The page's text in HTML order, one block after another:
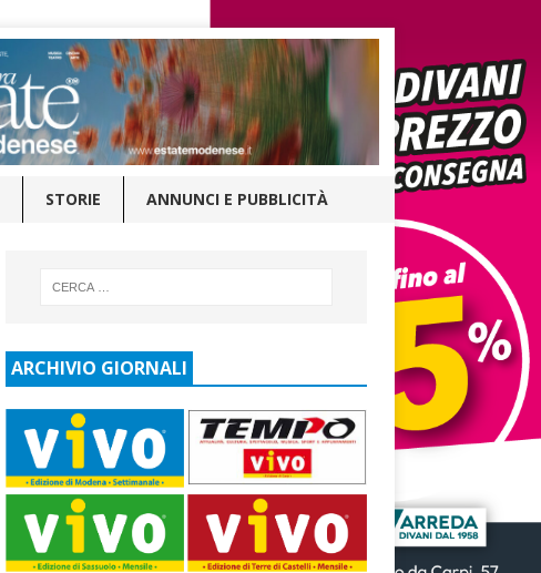
STORIE ANNUNCI E PUBBLICITÀ
ARCHIVIO GIORNALI